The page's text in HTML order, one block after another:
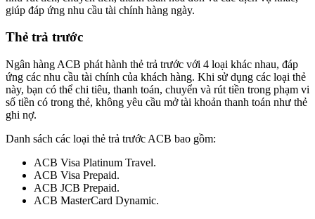
giúp đáp ứng nhu cầu tài chính hàng ngày.
Thẻ trả trước
Ngân hàng ACB phát hành thẻ trả trước với 4 loại khác nhau, đáp
ứng các nhu cầu tài chính của khách hàng. Khi sử dụng các loại thẻ
này, bạn có thể chi tiêu, thanh toán, chuyển và rút tiền trong phạm vi
số tiền có trong thẻ, không yêu cầu mở tài khoản thanh toán như thẻ
ghi nợ.
Danh sách các loại thẻ trả trước ACB bao gồm:
ACB Visa Platinum Travel.
ACB Visa Prepaid.
ACB JCB Prepaid.
ACB MasterCard Dynamic.